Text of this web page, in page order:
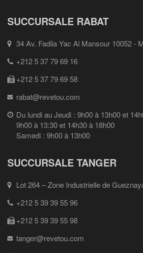
SUCCURSALE RABAT
34 Av. Fadila Yac Al Mansour 10052 -
+212 5 37 79 69 16
+212 5 37 79 69 58
rabat@revetou.com
Du lundi au Jeudi : 9h00 à 13h00 et
9h00 à 13:30 et 14h30 à 18h00
Samedi : 9h00 à 13h00
SUCCURSALE TANGER
Lot 264 – Zone Industrielle de
+212 5 39 39 55 96
+212 5 39 39 55 98
tanger@revetou.com